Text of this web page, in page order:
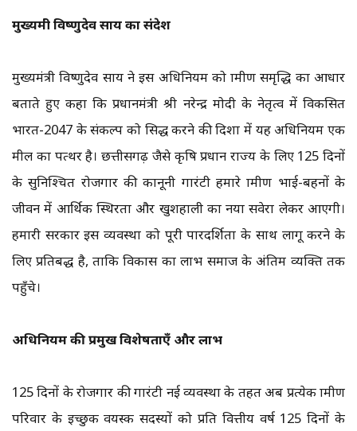
मुख्यमंत्री विष्णुदेव साय का संदेश
मुख्यमंत्री विष्णुदेव साय ने इस अधिनियम को ग्रामीण समृद्धि का आधार
बताते हुए कहा कि प्रधानमंत्री श्री नरेन्द्र मोदी के नेतृत्व में विकसित
भारत-2047 के संकल्प को सिद्ध करने की दिशा में यह अधिनियम एक
मील का पत्थर है। छत्तीसगढ़ जैसे कृषि प्रधान राज्य के लिए 125 दिनों
के सुनिश्चित रोजगार की कानूनी गारंटी हमारे ग्रामीण भाई-बहनों के
जीवन में आर्थिक स्थिरता और खुशहाली का नया सवेरा लेकर आएगी।
हमारी सरकार इस व्यवस्था को पूरी पारदर्शिता के साथ लागू करने के
लिए प्रतिबद्ध है, ताकि विकास का लाभ समाज के अंतिम व्यक्ति तक
पहुँचे।
अधिनियम की प्रमुख विशेषताएँ और लाभ
125 दिनों के रोजगार की गारंटी नई व्यवस्था के तहत अब प्रत्येक ग्रामीण
परिवार के इच्छुक वयस्क सदस्यों को प्रति वित्तीय वर्ष 125 दिनों के